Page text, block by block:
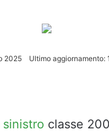
2025
Ultimo aggiornamento:
classe